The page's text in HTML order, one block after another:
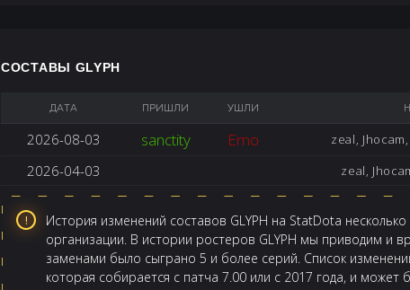
СОСТАВЫ GLYPH
ДАТА ПРИШЛИ УШЛИ
2026-08-03 sanctity Emo zeal,
2026-04-03
zeal,
История изменений составов GLYPH на StatDota
организации. В истории ростеров GLYPH мы приводим и
заменами было сыграно 5 и более серий. Список
которая собирается с патча 7.00 или с 2017 года, и может